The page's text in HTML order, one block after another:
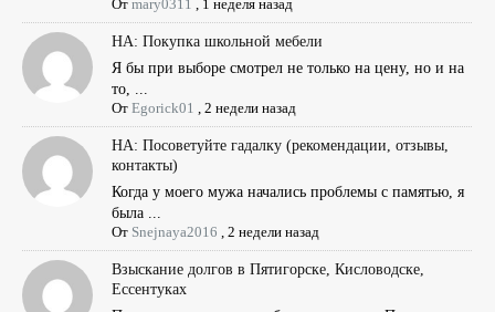
Отmary0311 1 неделя назад
НА: Покупка школьной мебели
Я бы при выборе смотрел не только на цену, но и на
то, ...
ОтEgorick01 ,2 недели назад
НА: Посоветуйте гадалку (рекомендации, отзывы,
контакты)
Когда у моего мужа начались проблемы с памятью, я
была ...
От Snejnaya2016 ,2 недели назад
Взыскание долгов в Пятигорске, Кисловодске,
Ессентуках